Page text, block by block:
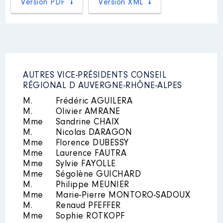
Rémunération ou gratification
2 564 €
2021
7 692 €
Net
2022
8 092 €
Net
2023
8 309 €
Net
2024
6 232 €
Mandat
: Vice Presidente CCVG
│ de : 07/2020 à 09/2024
Rémunération ou gratification
Version PDF Version XML
AUTRES VICE-PRÉSIDENTS CONSEIL
RÉGIONAL D AUVERGNE-RHÔNE-ALPES
M.
Frédéric AGUILERA
M.
Olivier AMRANE
Mme
Sandrine CHAIX
M.
Nicolas DARAGON
Mme
Florence DUBESSY
Mme
Laurence FAUTRA
Mme
Sylvie FAYOLLE
Mme
Ségolène GUICHARD
M.
Philippe MEUNIER
Mme
Marie-Pierre MONTORO-SADOUX
M.
Renaud PFEFFER
Mme
Sophie ROTKOPF